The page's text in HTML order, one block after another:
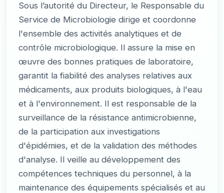
Sous l’autorité du Directeur, le Responsable du
Service de Microbiologie dirige et coordonne
l'ensemble des activités analytiques et de
contrôle microbiologique. Il assure la mise en
œuvre des bonnes pratiques de laboratoire,
garantit la fiabilité des analyses relatives aux
médicaments, aux produits biologiques, à l'eau
et à l'environnement. Il est responsable de la
surveillance de la résistance antimicrobienne,
de la participation aux investigations
d'épidémies, et de la validation des méthodes
d'analyse. Il veille au développement des
compétences techniques du personnel, à la
maintenance des équipements spécialisés et au